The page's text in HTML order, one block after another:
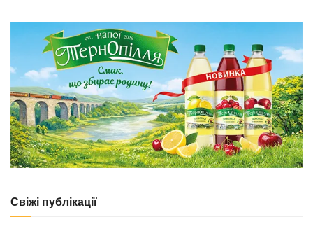
Свіжі публікації